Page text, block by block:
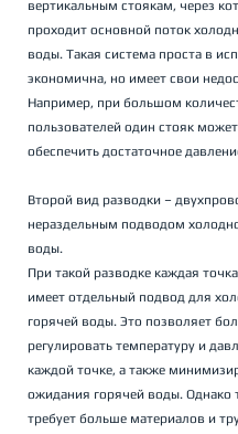
вертикальным стоякам, через
проходит основной поток
воды. Такая система проста в
экономична, но имеет свои
Например, при большом
пользователей один стояк
обеспечить достаточное
Второй вид разводки –
нераздельным подводом
воды.
При такой разводке каждая
имеет отдельный подвод для
горячей воды. Это позволяет
регулировать температуру и
каждой точке, а также
ожидания горячей воды. Однако
требует больше материалов и